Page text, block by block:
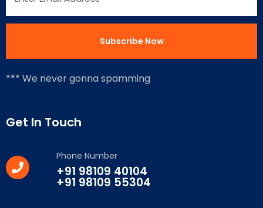
*** We never gonna spamming
Get In Touch
Phone Number
+91 98109 40104
+91 98109 55304